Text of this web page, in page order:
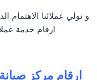
و نولي عملائنا الاهتمام
ارقام خدمة
ارقام مركز